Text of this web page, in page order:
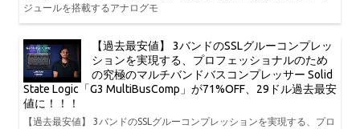
ジュールを搭載するアナログモ
【過去最安値】 3バンドのSSLグルーコンプレッ
ションを実現する、プロフェッショナルのため
の究極のマルチバンドバスコンプレッサー Solid
State Logic「G3 MultiBusComp」が71%OFF、29ドル過去最安
値に！！！
【過去最安値】 3バンドのSSLグルーコンプレッションを実現する、プロ